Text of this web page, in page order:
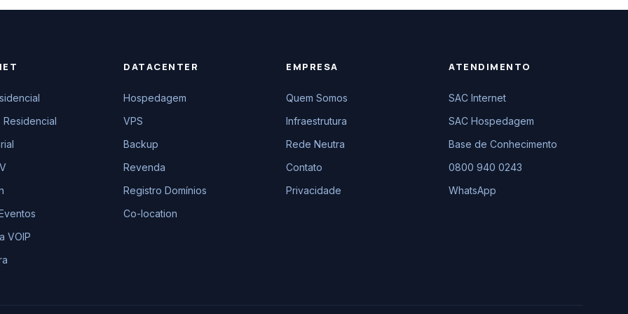
Residencial
VOIP
DATACENTER
Hospedagem
VPS
Backup
Revenda
Registro Domínios
Co-location
EMPRESA
Quem Somos
Infraestrutura
Rede Neutra
Contato
Privacidade
ATENDIMENTO
SAC Internet
SAC Hospedagem
Base de Conhecimento
0800 940 0243
WhatsApp